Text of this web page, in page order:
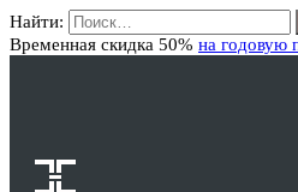
Найти:
Временная скидка 50% на годовую